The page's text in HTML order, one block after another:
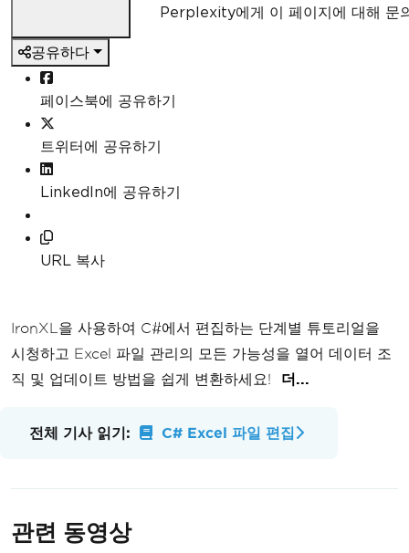
Perplexity에게 이 페이지에 대해 문
공유하다
페이스북에 공유하기
트위터에 공유하기
LinkedIn에 공유하기
URL 복사
IronXL을 사용하여 C#에서 편집하는 단계별 튜토리얼을
시청하고 Excel 파일 관리의 모든 가능성을 열어 데이터 조
직 및 업데이트 방법을 쉽게 변환하세요!
더...
전체 기사 읽기: C# Excel 파일 편집
관련 동영상